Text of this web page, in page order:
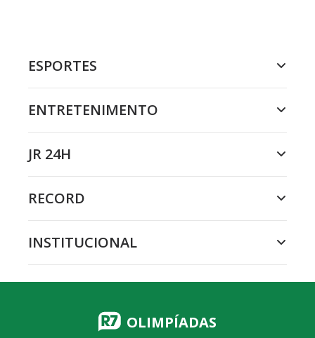
ESPORTES
ENTRETENIMENTO
JR 24H
RECORD
INSTITUCIONAL
OLIMPÍADAS